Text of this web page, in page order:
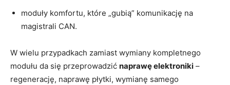
moduły komfortu, które „gubią” komunikację na
magistrali CAN.
W wielu przypadkach zamiast wymiany kompletnego
modułu da się przeprowadzić naprawę elektroniki –
regenerację, naprawę płytki, wymianę samego